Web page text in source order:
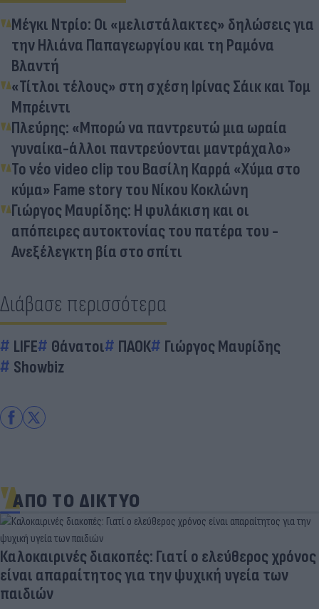
Μέγκι Ντρίο: Οι «μελιστάλακτες» δηλώσεις για
την Ηλιάνα Παπαγεωργίου και τη Ραμόνα
Βλαντή
«Τίτλοι τέλους» στη σχέση Ιρίνας Σάικ και Τομ
Μπρέιντι
Πλεύρης: «Μπορώ να παντρευτώ μια ωραία
γυναίκα-άλλοι παντρεύονται μαντράχαλο»
Το νέο video clip του Βασίλη Καρρά «Χύμα στο
κύμα» Fame story του Νίκου Κοκλώνη
Γιώργος Μαυρίδης: Η φυλάκιση και οι
απόπειρες αυτοκτονίας του πατέρα του -
Ανεξέλεγκτη βία στο σπίτι
Διάβασε περισσότερα
LIFE Θάνατοι ΠΑΟΚ
Γιώργος Μαυρίδης
Showbiz
ΑΠΟ ΤΟ ΔΙΚΤΥΟ
Καλοκαιρινές διακοπές: Γιατί ο ελεύθερος χρόνος
είναι απαραίτητος για την ψυχική υγεία των
παιδιών